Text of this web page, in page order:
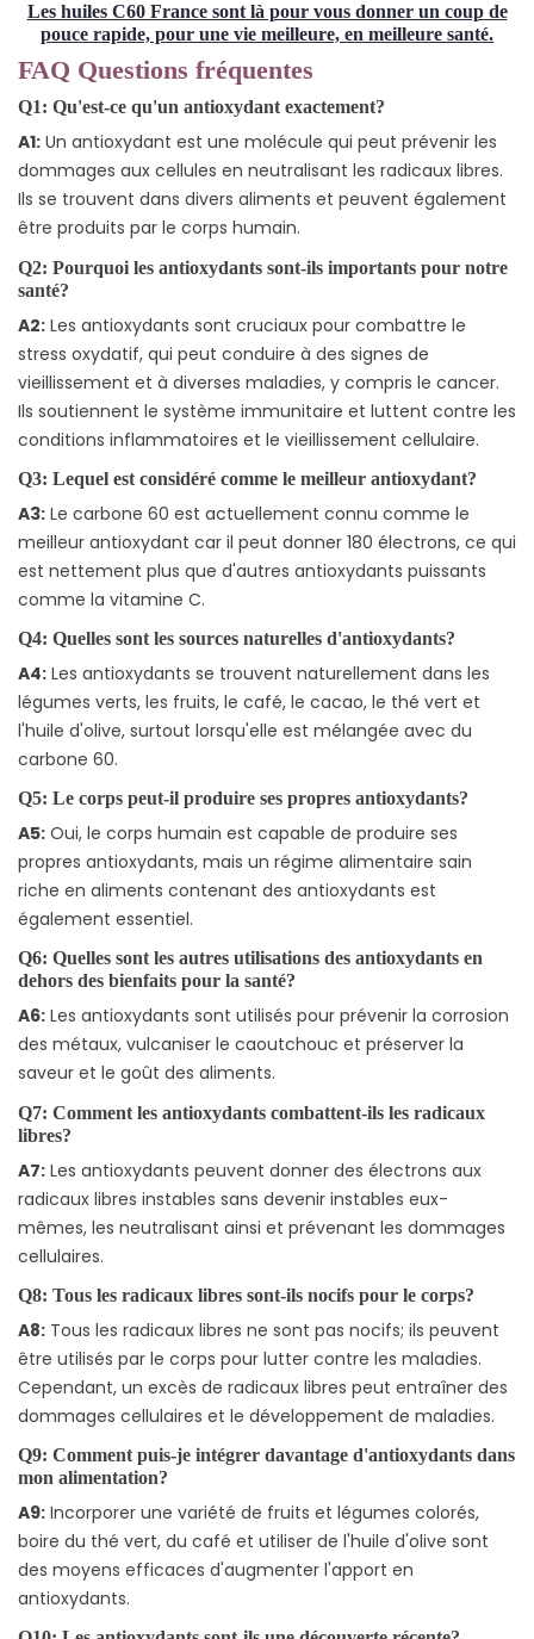
Les huiles C60 France sont là pour vous donner un coup de
pouce rapide, pour une vie meilleure, en meilleure santé.
FAQ Questions fréquentes
Q1: Qu'est-ce qu'un antioxydant exactement?
A1: Un antioxydant est une molécule qui peut prévenir les
dommages aux cellules en neutralisant les radicaux libres.
Ils se trouvent dans divers aliments et peuvent également
être produits par le corps humain.
Q2: Pourquoi les antioxydants sont-ils importants pour notre
santé?
A2: Les antioxydants sont cruciaux pour combattre le
stress oxydatif, qui peut conduire à des signes de
vieillissement et à diverses maladies, y compris le cancer.
Ils soutiennent le système immunitaire et luttent contre les
conditions inflammatoires et le vieillissement cellulaire.
Q3: Lequel est considéré comme le meilleur antioxydant?
A3: Le carbone 60 est actuellement connu comme le
meilleur antioxydant car il peut donner 180 électrons, ce qui
est nettement plus que d'autres antioxydants puissants
comme la vitamine C.
Q4: Quelles sont les sources naturelles d'antioxydants?
A4: Les antioxydants se trouvent naturellement dans les
légumes verts, les fruits, le café, le cacao, le thé vert et
l'huile d'olive, surtout lorsqu'elle est mélangée avec du
carbone 60.
Q5: Le corps peut-il produire ses propres antioxydants?
A5: Oui, le corps humain est capable de produire ses
propres antioxydants, mais un régime alimentaire sain
riche en aliments contenant des antioxydants est
également essentiel.
Q6: Quelles sont les autres utilisations des antioxydants en
dehors des bienfaits pour la santé?
A6: Les antioxydants sont utilisés pour prévenir la corrosion
des métaux, vulcaniser le caoutchouc et préserver la
saveur et le goût des aliments.
Q7: Comment les antioxydants combattent-ils les radicaux
libres?
A7: Les antioxydants peuvent donner des électrons aux
radicaux libres instables sans devenir instables eux-
mêmes, les neutralisant ainsi et prévenant les dommages
cellulaires.
Q8: Tous les radicaux libres sont-ils nocifs pour le corps?
A8: Tous les radicaux libres ne sont pas nocifs; ils peuvent
être utilisés par le corps pour lutter contre les maladies.
Cependant, un excès de radicaux libres peut entraîner des
dommages cellulaires et le développement de maladies.
Q9: Comment puis-je intégrer davantage d'antioxydants dans
mon alimentation?
A9: Incorporer une variété de fruits et légumes colorés,
boire du thé vert, du café et utiliser de l'huile d'olive sont
des moyens efficaces d'augmenter l'apport en
antioxydants.